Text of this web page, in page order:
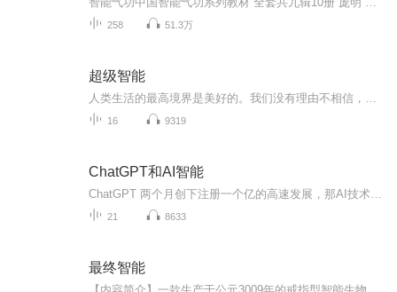
258 51.3万
超级智能
16 9319
ChatGPT和AI智能
21 8633
最终智能